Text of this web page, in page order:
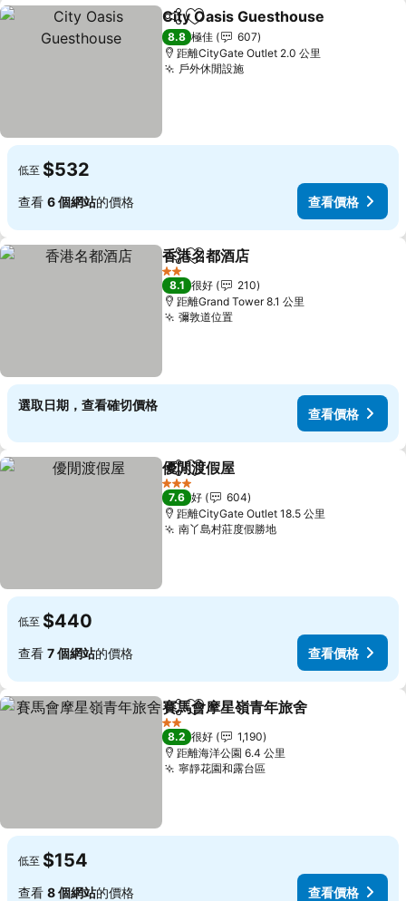
分享 放到收藏夾
City Oasis Guesthouse
8.8 極佳
607
距離CityGate Outlet 2.0 公里
戶外休閒設施查看價格
低至 $532
查看 6 個網站的價格 查看價格
分享 放到收藏夾
香港名都酒店
2 星級
8.1 很好
210
距離Grand Tower 8.1 公里
彌敦道位置查看價格
選取日期，查看確切價格
查看價格
分享 放到收藏夾
優閒渡假屋
3 星級
7.6 好
604
距離CityGate Outlet 18.5 公里
南丫島村莊度假勝地查看價格
低至 $440
查看 7 個網站的價格 查看價格
分享 放到收藏夾
賽馬會摩星嶺青年旅舍
2 星級
8.2 很好
1,190
距離海洋公園 6.4 公里
寧靜花園和露台區查看價格
低至 $154
查看 8 個網站的價格 查看價格